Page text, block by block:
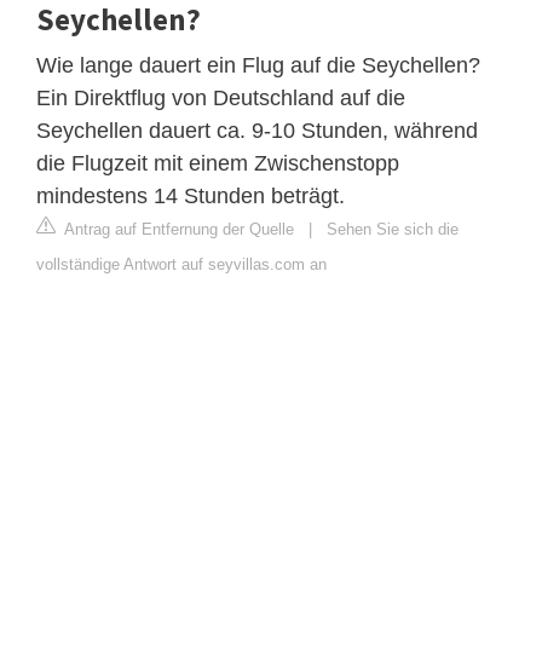
Seychellen?
Wie lange dauert ein Flug auf die Seychellen?
Ein Direktflug von Deutschland auf die
Seychellen dauert ca. 9-10 Stunden, während
die Flugzeit mit einem Zwischenstopp
mindestens 14 Stunden beträgt.
Antrag auf Entfernung der Quelle | Sehen Sie sich die
vollständige Antwort auf seyvillas.com an